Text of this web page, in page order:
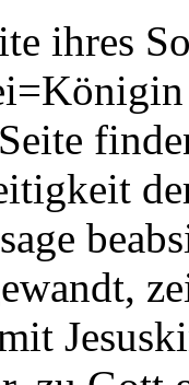
ihres